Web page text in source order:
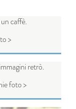
>
foto >